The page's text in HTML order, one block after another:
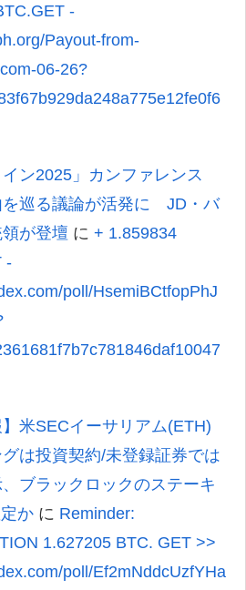
-
Payout-from-
06-26?
イン2025」カンファレンス
を巡る議論が活発に JD・バ
が登壇 に + 1.859834
-
poll/HsemiBCtfopPhJ
】米SECイーサリアム(ETH)
は投資契約/未登録証券では
ブラックロックのステーキ
か に Reminder:
1.627205 BTC. GET >>
poll/Ef2mNddcUzfYHa